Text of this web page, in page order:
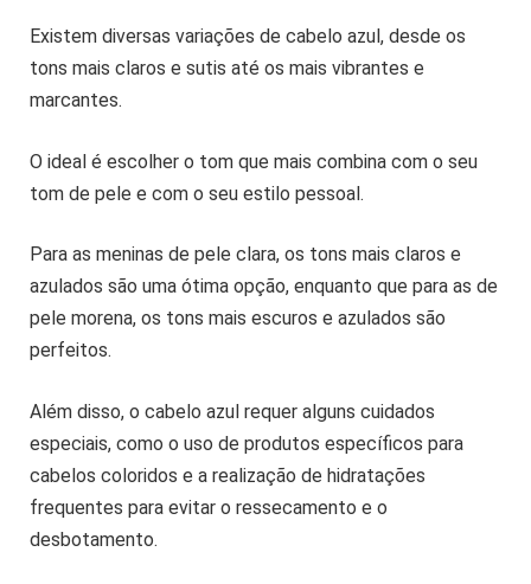
Existem diversas variações de cabelo azul, desde os
tons mais claros e sutis até os mais vibrantes e
marcantes.
O ideal é escolher o tom que mais combina com o seu
tom de pele e com o seu estilo pessoal.
Para as meninas de pele clara, os tons mais claros e
azulados são uma ótima opção, enquanto que para as de
pele morena, os tons mais escuros e azulados são
perfeitos.
Além disso, o cabelo azul requer alguns cuidados
especiais, como o uso de produtos específicos para
cabelos coloridos e a realização de hidratações
frequentes para evitar o ressecamento e o
desbotamento.